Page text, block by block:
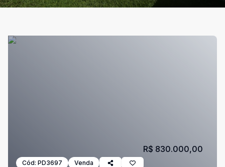
Cód: PD3697 Venda
R$ 830.000,00